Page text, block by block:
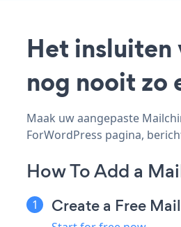
Het insluiten
nog nooit zo
Maak uw aangepaste
ForWordPress pagina,
How To Add a
Create a Free